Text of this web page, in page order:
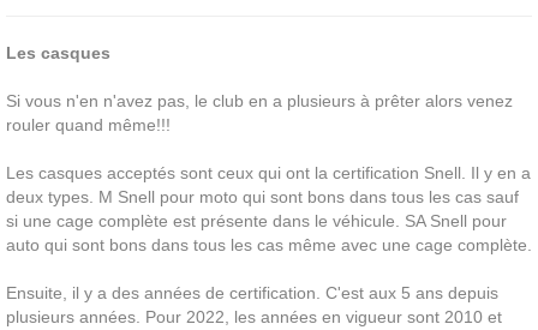
Les casques
Si vous n'en n'avez pas, le club en a plusieurs à prêter alors venez
rouler quand même!!!
Les casques acceptés sont ceux qui ont la certification Snell. Il y en a
deux types. M Snell pour moto qui sont bons dans tous les cas sauf
si une cage complète est présente dans le véhicule. SA Snell pour
auto qui sont bons dans tous les cas même avec une cage complète.
Ensuite, il y a des années de certification. C'est aux 5 ans depuis
plusieurs années. Pour 2022, les années en vigueur sont 2010 et